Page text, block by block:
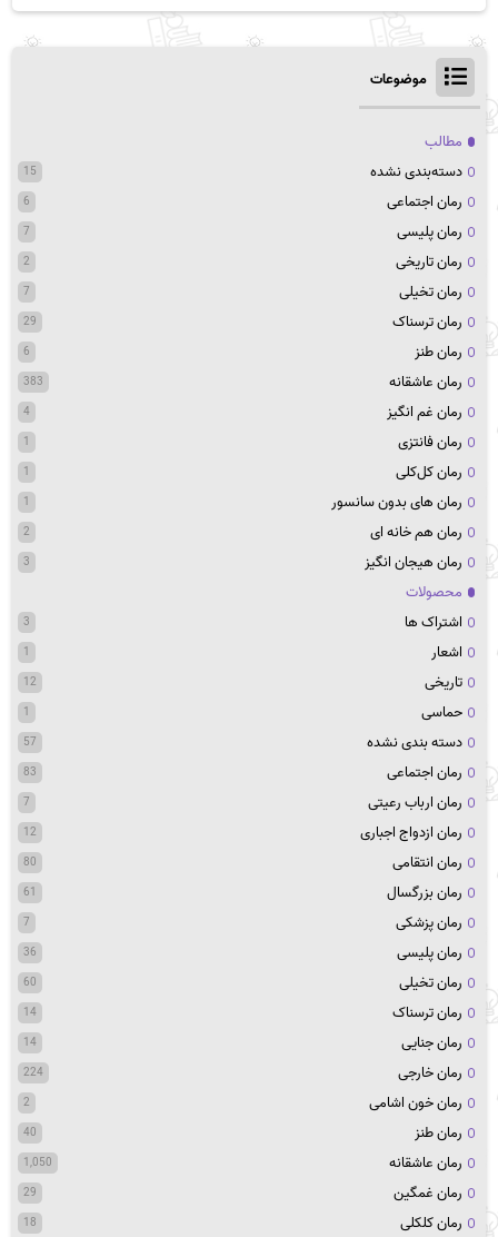
موضوعات
مطالب
دسته‌بندی نشده
15
رمان اجتماعی 6
رمان پلیسی 7
رمان تاریخی 2
رمان تخیلی 7
رمان ترسناک 29
رمان طنز 6
رمان عاشقانه 383
رمان غم انگیز 4
رمان فانتزی 1
رمان کل‌کلی 1
رمان های بدون سانسور 1
رمان هم خانه ای 2
رمان هیجان انگیز 3
محصولات
اشتراک ها
3
اشعار 1
تاریخی 12
حماسی 1
دسته بندی نشده 57
رمان اجتماعی 83
رمان ارباب رعیتی 7
رمان ازدواج اجباری 12
رمان انتقامی 80
رمان بزرگسال 61
رمان پزشکی 7
رمان پلیسی 36
رمان تخیلی 60
رمان ترسناک 14
رمان جنایی 14
رمان خارجی 224
رمان خون اشامی 2
رمان طنز 40
رمان عاشقانه 1,050
رمان غمگین 29
رمان کلکلی 18